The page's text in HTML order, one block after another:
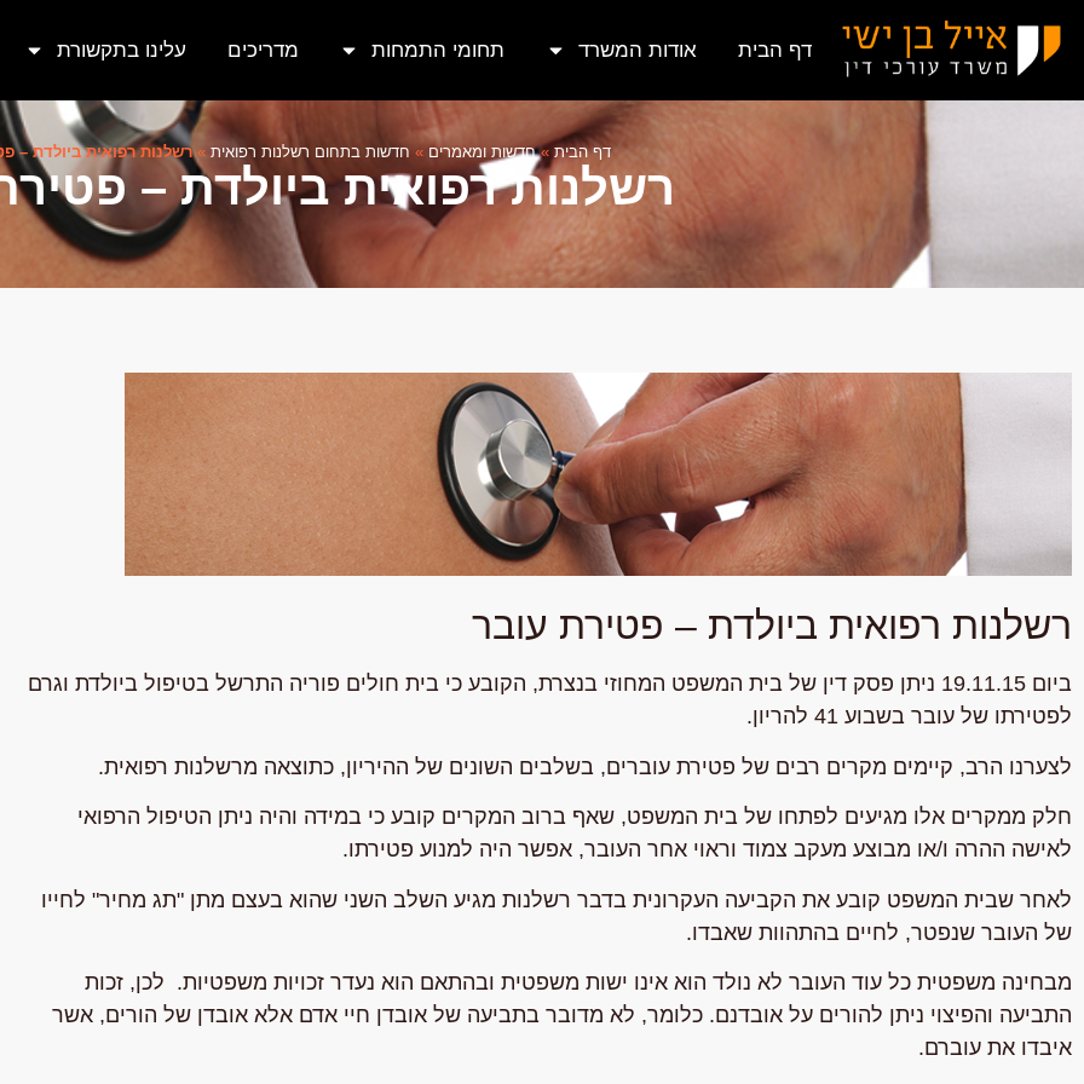
דף הבית אודות המשרד תחומי התמחות מדריכים עלינו בתקשורת
דף הבית»חדשות ומאמרים » חדשות בתחום רשלנות רפואית »רשלנות רפואית ביולדת –
רשלנות רפואית ביולדת –
רשלנות רפואית ביולדת – פטירת עובר
ביום 19.11.15 ניתן פסק דין של בית המשפט המחוזי בנצרת, הקובע כי בית חולים פוריה התרשל בטיפול ביולדת וגרם
לפטירתו של עובר בשבוע 41 להריון.
לצערנו הרב, קיימים מקרים רבים של פטירת עוברים, בשלבים השונים של ההיריון, כתוצאה מרשלנות רפואית.
חלק ממקרים אלו מגיעים לפתחו של בית המשפט, שאף ברוב המקרים קובע כי במידה והיה ניתן הטיפול הרפואי
לאישה ההרה ו/או מבוצע מעקב צמוד וראוי אחר העובר, אפשר היה למנוע פטירתו.
לאחר שבית המשפט קובע את הקביעה העקרונית בדבר רשלנות מגיע השלב השני שהוא בעצם מתן "תג מחיר" לחייו
של העובר שנפטר, לחיים בהתהוות שאבדו.
מבחינה משפטית כל עוד העובר לא נולד הוא אינו ישות משפטית ובהתאם הוא נעדר זכויות משפטיות. לכן, זכות
התביעה והפיצוי ניתן להורים על אובדנם. כלומר, לא מדובר בתביעה של אובדן חיי אדם אלא אובדן של הורים, אשר
איבדו את עוברם.